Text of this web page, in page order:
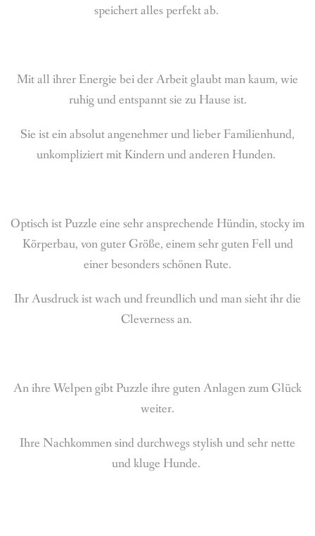
speichert alles perfekt ab.
Mit all ihrer Energie bei der Arbeit glaubt man kaum, wie
ruhig und entspannt sie zu Hause ist.
Sie ist ein absolut angenehmer und lieber Familienhund,
unkompliziert mit Kindern und anderen Hunden.
Optisch ist Puzzle eine sehr ansprechende Hündin, stocky im
Körperbau, von guter Größe, einem sehr guten Fell und
einer besonders schönen Rute.
Ihr Ausdruck ist wach und freundlich und man sieht ihr die
Cleverness an.
An ihre Welpen gibt Puzzle ihre guten Anlagen zum Glück
weiter.
Ihre Nachkommen sind durchwegs stylish und sehr nette
und kluge Hunde.